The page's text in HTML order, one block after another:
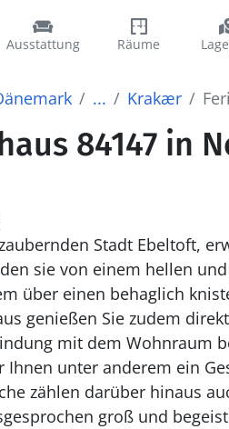
Ausstattung Räume
... Krakær
84147 in
Stadt Ebeltoft,
sie von einem hellen
über einen behaglich
genießen Sie zudem
mit dem Wohnraum
Ihnen unter anderem ein
zählen darüber hinaus
groß und